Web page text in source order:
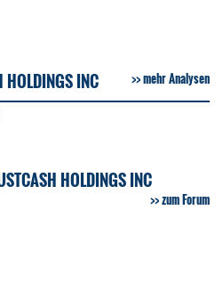
HOLDINGS INC mehr Analysen
HOLDINGS INC
zum Forum